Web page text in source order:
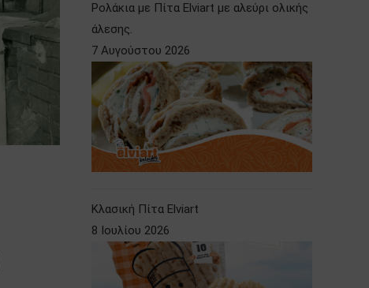
Ρολάκια με Πίτα Elviart με αλεύρι ολικής
άλεσης.
7 Αυγούστου 2026
Κλασική Πίτα Elviart
8 Ιουλίου 2026